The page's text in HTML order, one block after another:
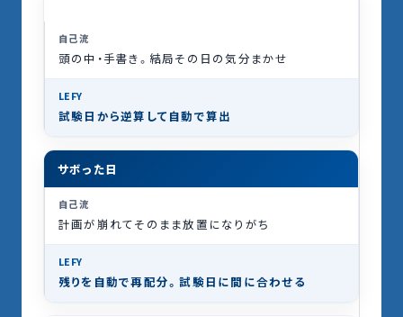
頭の中・手書き。結局その日の気分まかせ
試験日から逆算して 自動で算出
サボった日
計画が崩れてそのまま放置になりがち
残りを 自動で再配分。試験日に間に合わせる